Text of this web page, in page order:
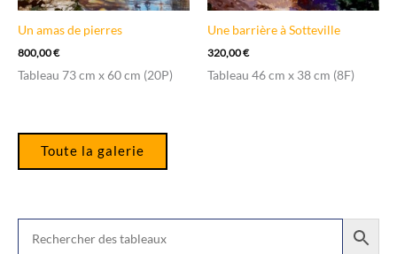
Un amas de pierres
800,00€
Tableau 73 cm x 60 cm (20P)
Une barrière à Sotteville
320,00€
Tableau 46 cm x 38 cm (8F)
Toute la galerie